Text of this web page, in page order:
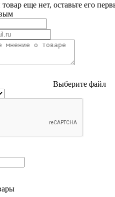
еще нет, оставьте его
Выберите файл